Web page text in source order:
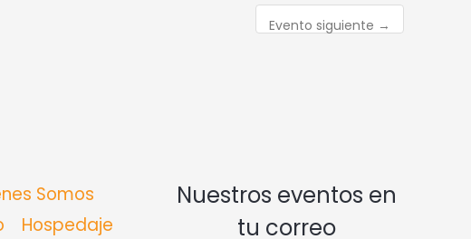
Evento siguiente →
Somos
Hospedaje
Nuestros eventos en
tu correo